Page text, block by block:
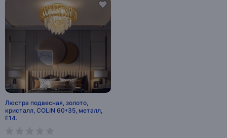
Люстра подвесная, золото,
кристалл, COLIN 60*35, металл,
E14.